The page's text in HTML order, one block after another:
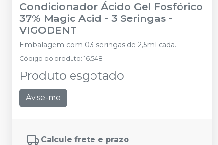
Condicionador Ácido Gel Fosfórico
37% Magic Acid - 3 Seringas -
VIGODENT
Embalagem com 03 seringas de 2,5ml cada.
Código do produto: 16.548
Produto esgotado
Avise-me
Calcule frete e prazo